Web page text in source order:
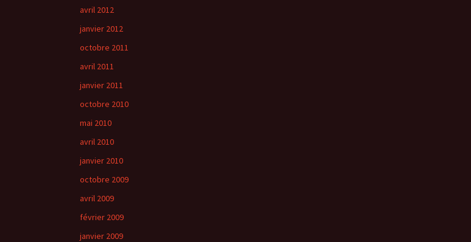
avril 2012
janvier 2012
octobre 2011
avril 2011
janvier 2011
octobre 2010
mai 2010
avril 2010
janvier 2010
octobre 2009
avril 2009
février 2009
janvier 2009